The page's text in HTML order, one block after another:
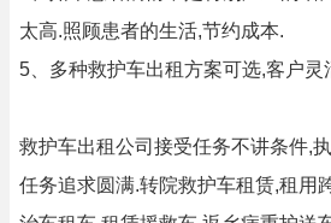
太高.照顾患者的生活,节约成本.
5、多种救护车出租方案可选,客户灵
救护车出租公司接受任务不讲条件,
任务追求圆满.转院救护车租赁,租用